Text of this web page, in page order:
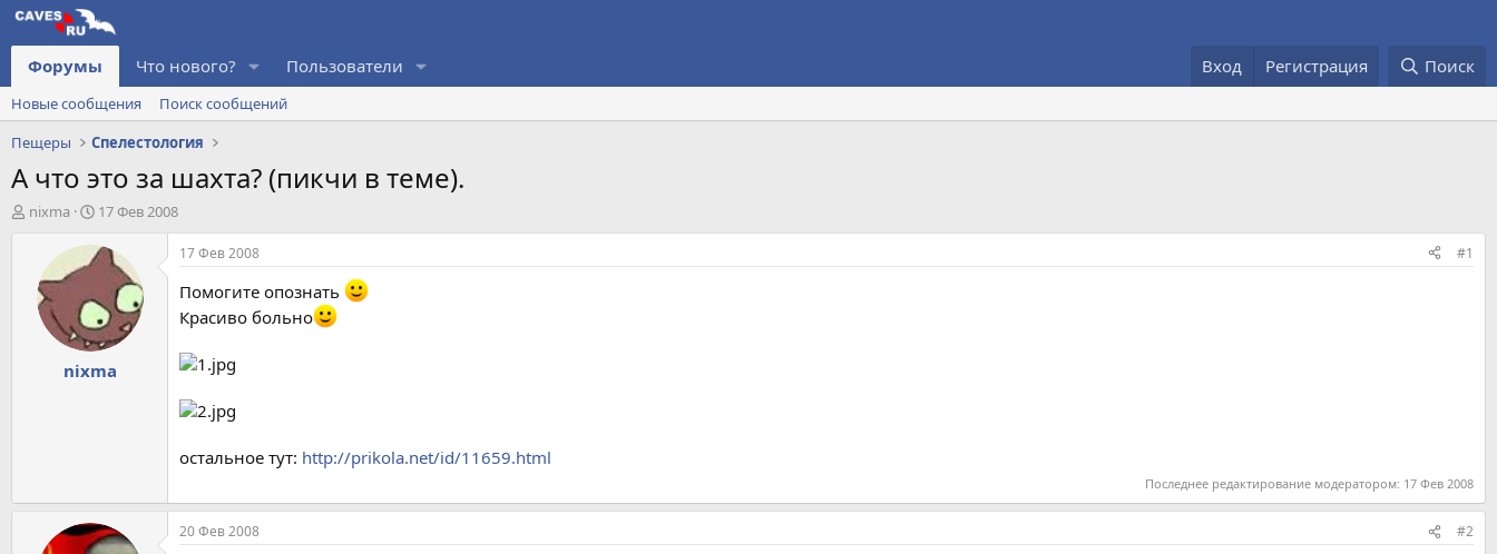
Форумы Что нового? Пользователи Вход Регистрация Поиск
Новые сообщения
Поиск сообщений
Пещеры
Спелестология
А что это за шахта? (пикчи в теме).
А
nixma
Д
т
а
ч
а
л
17 Фев 2008
nixma
17 Фев 2008 #1
Помогите опознать
Красиво больно
остальное тут: http://prikola.net/id/11659.html
Последнее редактирование модератором: 17 Фев 2008
20 Фев 2008 #2